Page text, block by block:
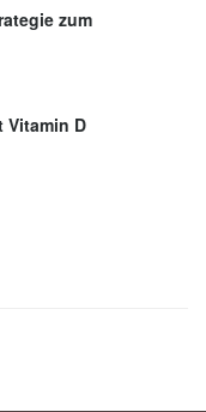
zum
Vitamin D